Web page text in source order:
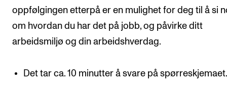
Gjennomføre konserter og arrangementer
Markedsføring, program og plakat
Låne utstyr – lyd, lys og video
oppfølgingen etterpå er en mulighet for deg til å si
om hvordan du har det på jobb, og påvirke ditt
arbeidsmiljø og din arbeidshverdag.
Det tar ca. 10 minutter å svare på